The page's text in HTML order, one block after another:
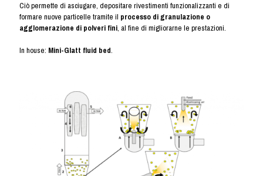
Ciò permette di asciugare, depositare rivestimenti funzionalizzanti e di
formare nuove particelle tramite il processo di granulazione o
agglomerazione di polveri fini, al fine di migliorarne le prestazioni.
In house: Mini-Glatt fluid bed.